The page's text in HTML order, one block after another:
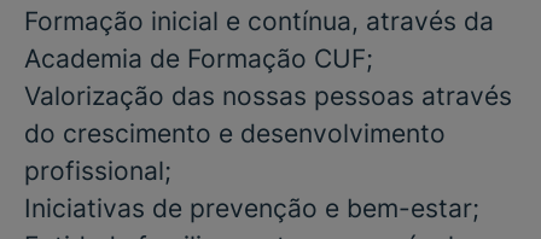
Formação inicial e contínua, através da
Academia de Formação CUF;
Valorização das nossas pessoas através
do crescimento e desenvolvimento
profissional;
Iniciativas de prevenção e bem-estar;